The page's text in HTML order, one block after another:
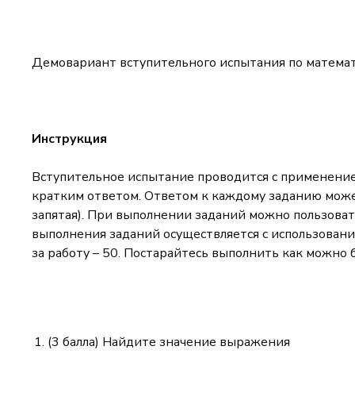
Демовариант вступительного испытания по
Инструкция
Вступительное испытание проводится с
кратким ответом. Ответом к каждому заданию
запятая). При выполнении заданий можно
выполнения заданий осуществляется с
за работу – 50. Постарайтесь выполнить как
(3 балла) Найдите значение выражения